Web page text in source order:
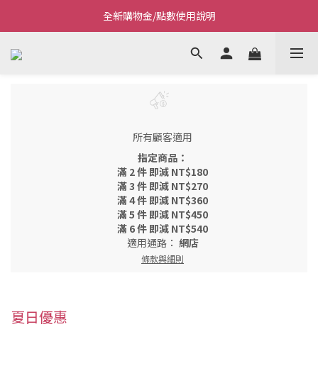
Welcome~私藏生活~
全新購物金/點數使用說明
Welcome~私藏生活~
所有顧客適用
指定商品：
滿 2 件 即減 NT$180
滿 3 件 即減 NT$270
滿 4 件 即減 NT$360
滿 5 件 即減 NT$450
滿 6 件 即減 NT$540
適用通路： 網店
條款與細則
夏日優惠